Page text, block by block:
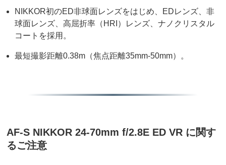
NIKKOR初のED非球面レンズをはじめ、EDレンズ、非
球面レンズ、高屈折率（HRI）レンズ、ナノクリスタル
コートを採用。
最短撮影距離0.38m（焦点距離35mm-50mm）。
AF-S NIKKOR 24-70mm f/2.8E ED VR に関す
るご注意